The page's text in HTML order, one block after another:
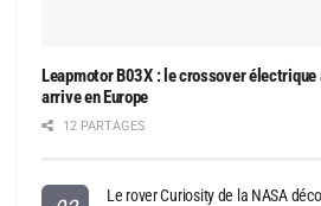
Leapmotor B03X : le crossover
arrive en Europe
12 PARTAGES
Le rover Curiosity de la NASA